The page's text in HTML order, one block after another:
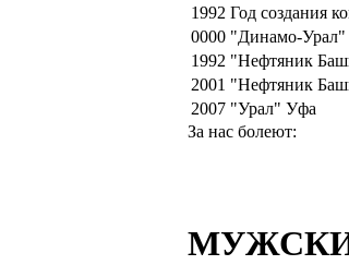
1992 Год создания
0000 "Динамо-Урал"
1992 "Нефтяник
2001 "Нефтяник
2007 "Урал" Уфа
За нас болеют: